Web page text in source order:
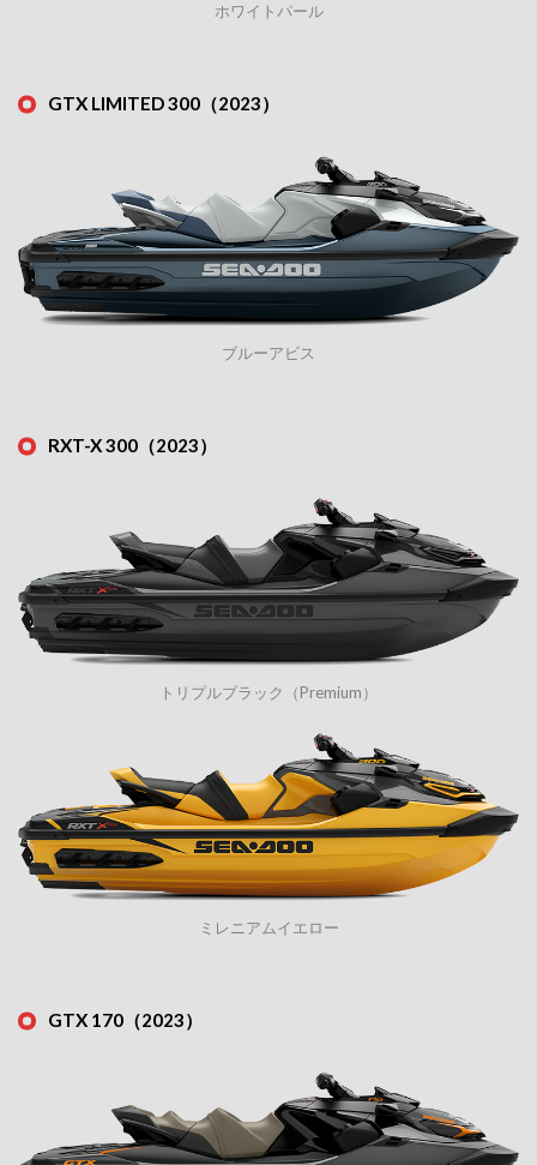
ホワイトパール
GTX LIMITED 300（2023）
ブルーアビス
RXT-X 300（2023）
トリプルブラック（Premium）
ミレニアムイエロー
GTX 170（2023）